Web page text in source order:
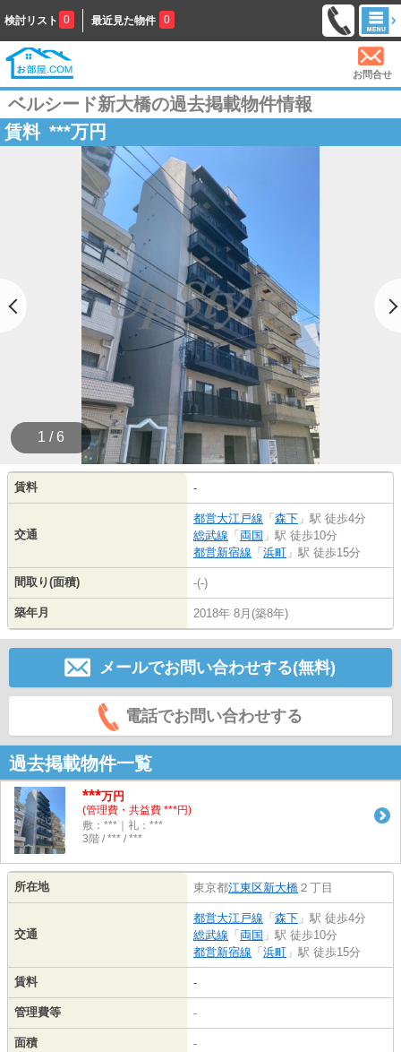
検討リスト 0 最近見た物件 0
お問合せ
ベルシード新大橋の過去掲載物件情報
賃料 ***万円
1 / 6
賃料 -
交通
都営大江戸線 「 森下 」駅 徒歩4分
総武線 「 両国 」駅 徒歩10分
都営新宿線 「 浜町 」駅 徒歩15分
間取り(面積) -(-)
築年月 2018年 8月(築8年)
メールでお問い合わせする(無料)
電話でお問い合わせする
過去掲載物件一覧
***万円
(管理費・共益費 ***円)
敷：***｜礼：***
3階 / *** / ***
所在地 東京都江東区新大橋 ２丁目
交通
都営大江戸線 「 森下 」駅 徒歩4分
総武線 「 両国 」駅 徒歩10分
都営新宿線 「 浜町 」駅 徒歩15分
賃料 -
管理費等 -
面積 -